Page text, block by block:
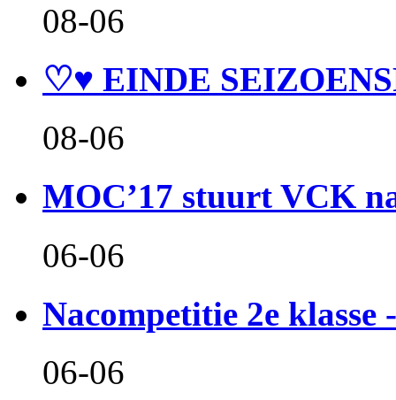
08-06
♡♥ EINDE
08-06
MOC’17 stuurt VCK
06-06
Nacompetitie 2e klasse
06-06